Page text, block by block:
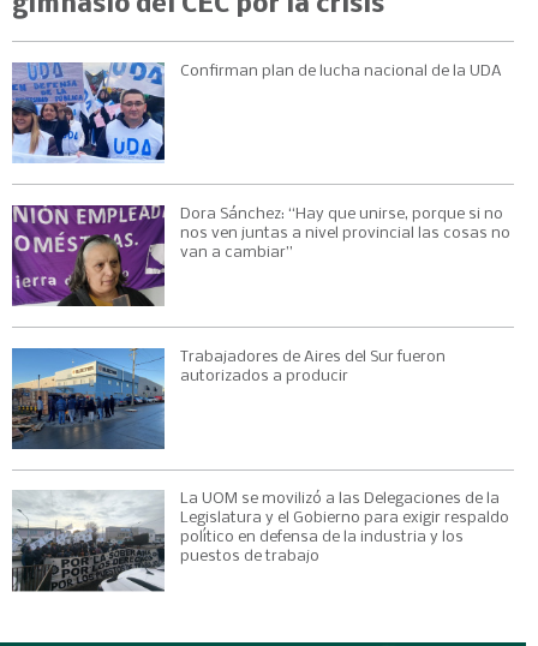
Confirman plan de lucha nacional de la UDA
Dora Sánchez: “Hay que unirse, porque si no
nos ven juntas a nivel provincial las cosas no
van a cambiar”
Trabajadores de Aires del Sur fueron
autorizados a producir
La UOM se movilizó a las Delegaciones de la
Legislatura y el Gobierno para exigir respaldo
político en defensa de la industria y los
puestos de trabajo